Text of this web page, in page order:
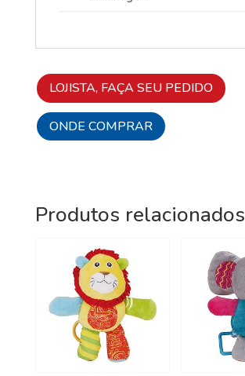
LOJISTA, FAÇA SEU PEDIDO
ONDE COMPRAR
Produtos relacionados